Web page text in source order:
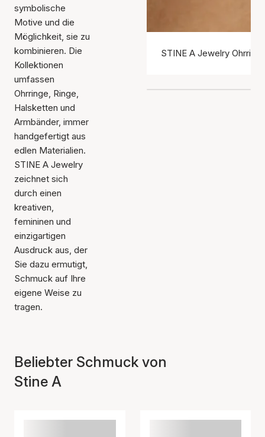
symbolische
Motive und die
Möglichkeit, sie zu
kombinieren. Die
Kollektionen
umfassen
Ohrringe, Ringe,
Halsketten und
Armbänder, immer
handgefertigt aus
edlen Materialien.
STINE A Jewelry
zeichnet sich
durch einen
kreativen,
femininen und
einzigartigen
Ausdruck aus, der
Sie dazu ermutigt,
Schmuck auf Ihre
eigene Weise zu
tragen.
STINE A Jewelry
Beliebter Schmuck von
Stine A